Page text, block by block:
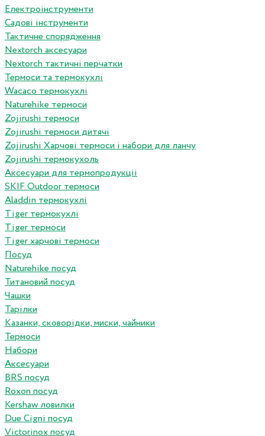
Електроінструменти
Садові інструменти
Тактичне спорядження
Nextorch аксесуари
Nextorch тактичні перчатки
Термоси та термокухлі
Wacaco термокухлі
Naturehike термоси
Zojirushi термоси
Zojirushi термоси дитячі
Zojirushi Харчові термоси і набори для ланчу
Zojirushi термокухоль
Аксесуари для термопродукціі
SKIF Outdoor термоси
Aladdin термокухлі
Tiger термокухлі
Tiger термоси
Tiger харчові термоси
Посуд
Naturehike посуд
Титановий посуд
Чашки
Тарілки
Казанки, сковорідки, миски, чайники
Термоси
Набори
Аксесуари
BRS посуд
Roxon посуд
Kershaw ловилки
Due Cigni посуд
Victorinox посуд